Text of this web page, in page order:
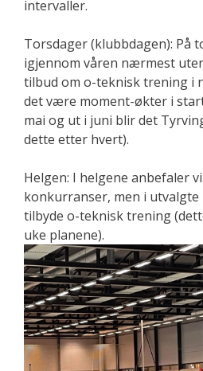
intervaller.
Torsdager (klubbdagen): På
igjennom våren nærmest
tilbud om o-teknisk trening i
det være moment-økter i
mai og ut i juni blir det
dette etter hvert).
Helgen: I helgene anbefaler
konkurranser, men i utvalgte
tilbyde o-teknisk trening
uke planene).